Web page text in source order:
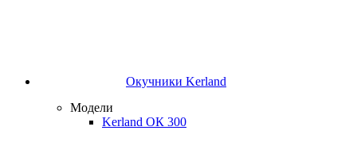
Окучники Kerland
Модели
Kerland ОК 300